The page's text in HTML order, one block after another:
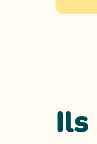
Ils